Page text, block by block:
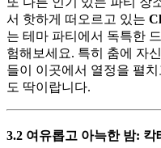
서 핫하게 떠오르고 있는
는 테마 파티에서 독특한
험해보세요. 특히 춤에 자
들이 이곳에서 열정을 펼
도 딱이랍니다.
3.2 여유롭고 아늑한 밤: